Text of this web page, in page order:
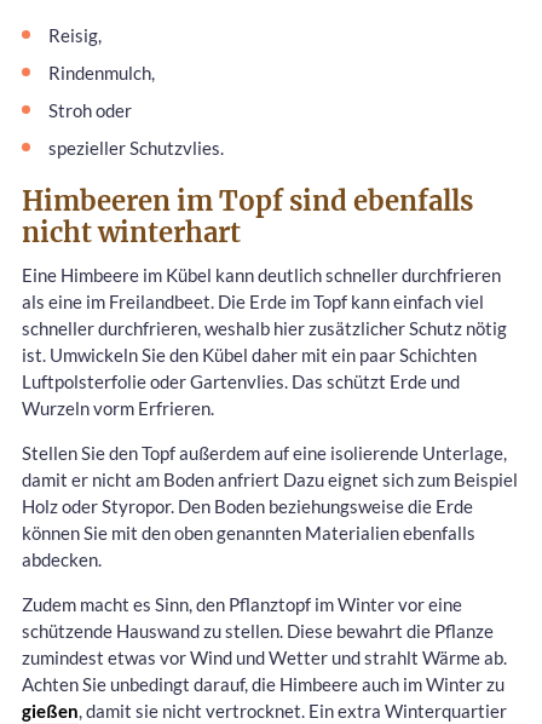
Reisig,
Rindenmulch,
Stroh oder
spezieller Schutzvlies.
Himbeeren im Topf sind ebenfalls
nicht winterhart
Eine Himbeere im Kübel kann deutlich schneller durchfrieren
als eine im Freilandbeet. Die Erde im Topf kann einfach viel
schneller durchfrieren, weshalb hier zusätzlicher Schutz nötig
ist. Umwickeln Sie den Kübel daher mit ein paar Schichten
Luftpolsterfolie oder Gartenvlies. Das schützt Erde und
Wurzeln vorm Erfrieren.
Stellen Sie den Topf außerdem auf eine isolierende Unterlage,
damit er nicht am Boden anfriert Dazu eignet sich zum Beispiel
Holz oder Styropor. Den Boden beziehungsweise die Erde
können Sie mit den oben genannten Materialien ebenfalls
abdecken.
Zudem macht es Sinn, den Pflanztopf im Winter vor eine
schützende Hauswand zu stellen. Diese bewahrt die Pflanze
zumindest etwas vor Wind und Wetter und strahlt Wärme ab.
Achten Sie unbedingt darauf, die Himbeere auch im Winter zu
gießen, damit sie nicht vertrocknet. Ein extra Winterquartier